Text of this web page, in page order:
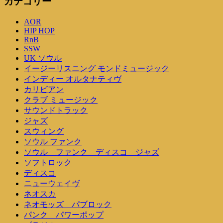
シ
AOR
HIP HOP
RnB
SSW
UK ソウル
イージーリスニング モンドミュージック
インディー オルタナティヴ
カリビアン
クラブ ミュージック
サウンドトラック
ジャズ
スウィング
ソウル ファンク
ソウル ファンク ディスコ ジャズ
ソフトロック
ディスコ
ニューウェイヴ
ネオスカ
ネオモッズ パブロック
パンク パワーポップ